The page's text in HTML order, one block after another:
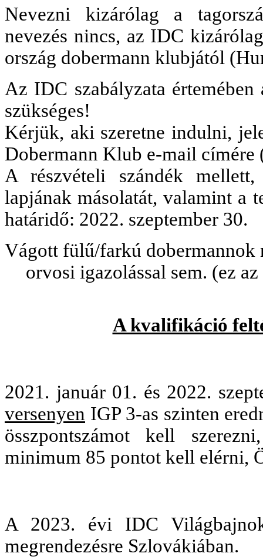
Nevezni kizárólag a
nevezés nincs, az IDC
ország dobermann klubjától
Az IDC szabályzata
szükséges!
Kérjük, aki szeretne indulni,
Dobermann Klub e-mail címére
A részvételi szándék
lapjának másolatát, valamint a
határidő: 2022. szeptember 30.
Vágott fülű/farkú dobermannok
orvosi igazolással sem. (ez
A kvalifikáció
2021. január 01. és 2022.
versenyen IGP 3-as szinten
összpontszámot kell
minimum 85 pontot kell elérni,
A 2023. évi IDC
megrendezésre Szlovákiában.